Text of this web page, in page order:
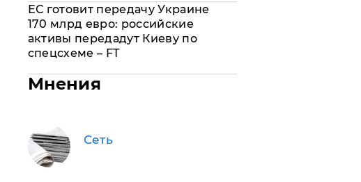
ЕС готовит передачу Украине
170 млрд евро: российские
активы передадут Киеву по
спецсхеме – FT
Мнения
Сеть